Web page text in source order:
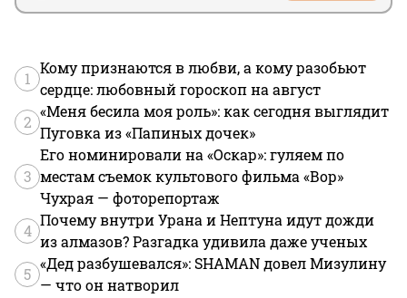
1
Кому признаются в любви, а кому разобьют
сердце: любовный гороскоп на август
2
«Меня бесила моя роль»: как сегодня выглядит
Пуговка из «Папиных дочек»
3
Его номинировали на «Оскар»: гуляем по
местам съемок культового фильма «Вор»
Чухрая — фоторепортаж
4
Почему внутри Урана и Нептуна идут дожди
из алмазов? Разгадка удивила даже ученых
5
«Дед разбушевался»: SHAMAN довел Мизулину
— что он натворил